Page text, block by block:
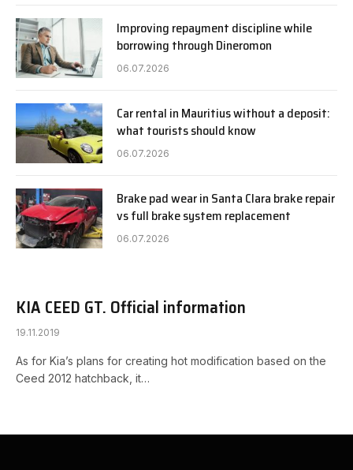
Improving repayment discipline while
borrowing through Dineromon
06.07.2026
Car rental in Mauritius without a deposit:
what tourists should know
06.07.2026
Brake pad wear in Santa Clara brake repair
vs full brake system replacement
06.07.2026
KIA CEED GT. Official information
19.11.2019
As for Kia’s plans for creating hot modification based on the
Ceed 2012 hatchback, it…